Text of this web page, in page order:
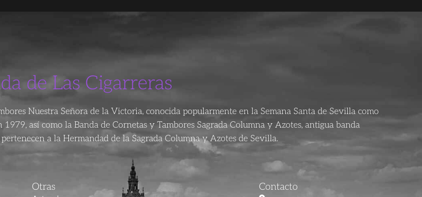
de Las Cigarreras
Nuestra Señora de la Victoria, conocida popularmente en la Semana Santa de Sevilla como
así como la Banda de Cornetas y Tambores Sagrada Columna y Azotes, antigua banda
a la Hermandad de la Sagrada Columna y Azotes de Sevilla.
Otras Contacto